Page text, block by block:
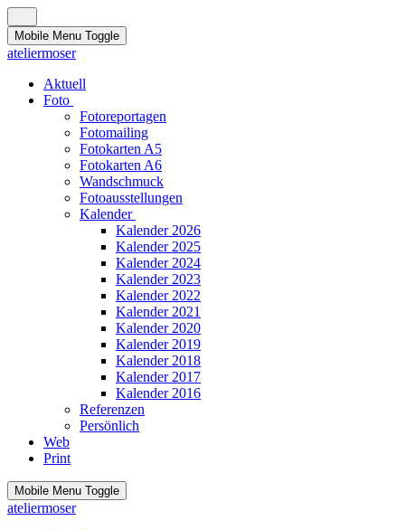
Mobile Menu Toggle
ateliermoser
Aktuell
Foto
Fotoreportagen
Fotomailing
Fotokarten A5
Fotokarten A6
Wandschmuck
Fotoausstellungen
Kalender
Kalender 2026
Kalender 2025
Kalender 2024
Kalender 2023
Kalender 2022
Kalender 2021
Kalender 2020
Kalender 2019
Kalender 2018
Kalender 2017
Kalender 2016
Referenzen
Persönlich
Web
Print
Mobile Menu Toggle
ateliermoser